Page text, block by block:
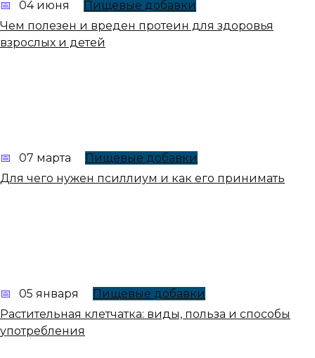
04 июня
Пищевые добавки
Чем полезен и вреден протеин для здоровья
взрослых и детей
07 марта
Пищевые добавки
Для чего нужен псиллиум и как его принимать
05 января
Пищевые добавки
Растительная клетчатка: виды, польза и способы
употребления